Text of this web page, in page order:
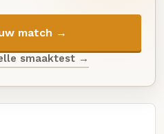
match →
smaaktest →